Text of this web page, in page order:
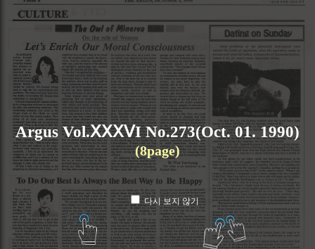
Argus Vol.ⅩⅩⅩⅤΙ No.273(Oct. 01. 1990)
(8page)
다시 보지 않기